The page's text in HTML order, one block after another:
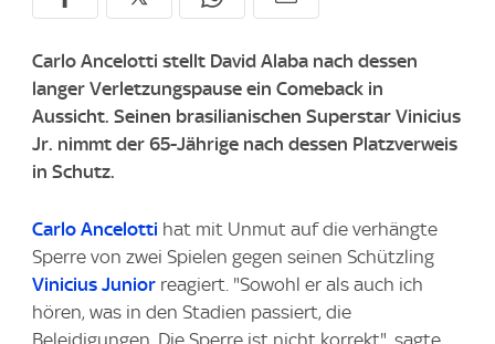
Carlo Ancelotti stellt David Alaba nach dessen
langer Verletzungspause ein Comeback in
Aussicht. Seinen brasilianischen Superstar Vinicius
Jr. nimmt der 65-Jährige nach dessen Platzverweis
in Schutz.
Carlo Ancelotti hat mit Unmut auf die verhängte
Sperre von zwei Spielen gegen seinen Schützling
Vinicius Junior reagiert. "Sowohl er als auch ich
hören, was in den Stadien passiert, die